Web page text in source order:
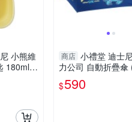
小熊維
180ml
商店 小禮堂 迪士
力公司 自動折疊傘
大學款) 4713304-
$590